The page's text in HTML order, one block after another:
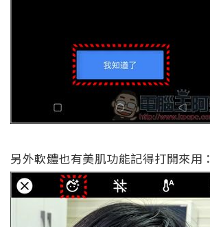
另外軟體也有美肌功能記得打開來用：